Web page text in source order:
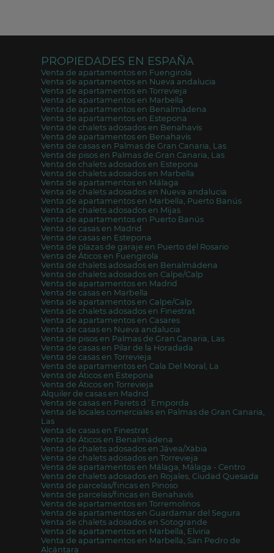
PROPIEDADES EN ESPAÑA
Venta de apartamentos en Fuengirola
Venta de apartamentos en Nueva andalucia
Venta de apartamentos en Torrevieja
Venta de apartamentos en Marbella
Venta de apartamentos en Benalmádena
Venta de apartamentos en Estepona
Venta de chalets adosados en Benahavís
Venta de apartamentos en Benahavís
Venta de casas en Palmas de Gran Canaria, Las
Venta de pisos en Palmas de Gran Canaria, Las
Venta de chalets adosados en Estepona
Venta de chalets adosados en Marbella
Venta de apartamentos en Málaga
Venta de chalets adosados en Nueva andalucia
Venta de apartamentos en Marbella, Puerto Banús
Venta de chalets adosados en Mijas
Venta de apartamentos en Puerto Banús
Venta de casas en Madrid
Venta de casas en Estepona
Venta de plazas de garaje en Puerto del Rosario
Venta de Áticos en Fuengirola
Venta de chalets adosados en Benalmádena
Venta de chalets adosados en Calpe/Calp
Venta de apartamentos en Madrid
Venta de casas en Marbella
Venta de apartamentos en Calpe/Calp
Venta de chalets adosados en Finestrat
Venta de apartamentos en Casares
Venta de casas en Nueva andalucia
Venta de pisos en Palmas de Gran Canaria, Las
Venta de casas en Pilar de la Horadada
Venta de casas en Torrevieja
Venta de apartamentos en Cala Del Moral, La
Venta de Áticos en Estepona
Venta de Áticos en Torrevieja
Alquiler de casas en Madrid
Venta de casas en Parets d´Emporda
Venta de locales comerciales en Palmas de Gran Canaria,
Las
Venta de casas en Finestrat
Venta de Áticos en Benalmádena
Venta de chalets adosados en Jávea/Xàbia
Venta de chalets adosados en Torrevieja
Venta de apartamentos en Málaga, Málaga - Centro
Venta de chalets adosados en Rojales, Ciudad Quesada
Venta de parcelas/fincas en Pinoso
Venta de parcelas/fincas en Benahavís
Venta de apartamentos en Torremolinos
Venta de apartamentos en Guardamar del Segura
Venta de chalets adosados en Sotogrande
Venta de apartamentos en Marbella, Elviria
Venta de apartamentos en Marbella, San Pedro de
Alcántara